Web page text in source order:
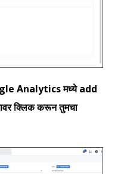
Analytics मध्ये add
क्लिक करून तुमचा